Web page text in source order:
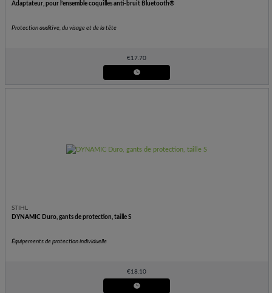
Adaptateur, pour l’ensemble coquilles anti-bruit Bluetooth®
Protection auditive, du visage et de la tête
€17.70
STIHL
DYNAMIC Duro, gants de protection, taille S
Équipements de protection individuelle
€18.10